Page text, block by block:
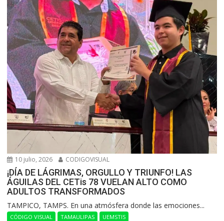
10 julio, 2026 CODIGOVISUAL
¡DÍA DE LÁGRIMAS, ORGULLO Y TRIUNFO! LAS
ÁGUILAS DEL CETis 78 VUELAN ALTO COMO
ADULTOS TRANSFORMADOS
​TAMPICO, TAMPS. En una atmósfera donde las emociones...
CÓDIGO VISUAL TAMAULIPAS UEMSTIS